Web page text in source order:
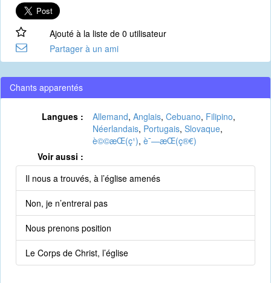
Ajouté à la liste de 0 utilisateur
Partager à un ami
Chants apparentés
Langues : Allemand, Anglais, Cebuano, Filipino,
Néerlandais, Portugais, Slovaque,
è©©æ­Œ(ç¹), è¯—æ­Œ(ç®€)
Voir aussi :
Il nous a trouvés, à l’église amenés
Non, je n’entrerai pas
Nous prenons position
Le Corps de Christ, l’église